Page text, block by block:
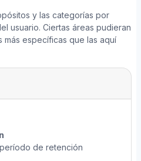
y las categorías por
usuario. Ciertas áreas pudieran
específicas que las aquí
de retención